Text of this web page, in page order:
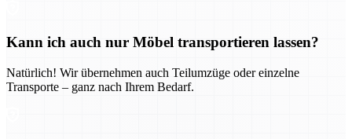
Kann ich auch nur Möbel transportieren lassen?
Natürlich! Wir übernehmen auch Teilumzüge oder einzelne
Transporte – ganz nach Ihrem Bedarf.